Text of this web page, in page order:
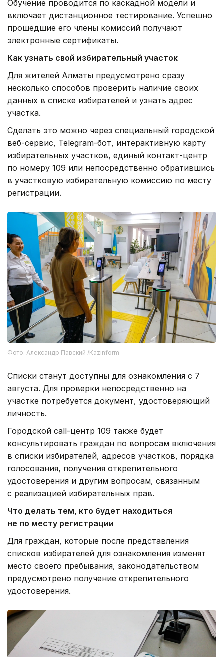
Обучение проводится по каскадной модели и
включает дистанционное тестирование. Успешно
прошедшие его члены комиссий получают
электронные сертификаты.
Как узнать свой избирательный участок
Для жителей Алматы предусмотрено сразу
несколько способов проверить наличие своих
данных в списке избирателей и узнать адрес
участка.
Сделать это можно через специальный городской
веб-сервис, Telegram-бот, интерактивную карту
избирательных участков, единый контакт-центр
по номеру 109 или непосредственно обратившись
в участковую избирательную комиссию по месту
регистрации.
Фото: Александр Павский /Kazinform
Списки станут доступны для ознакомления с 7
августа. Для проверки непосредственно на
участке потребуется документ, удостоверяющий
личность.
Городской call-центр 109 также будет
консультировать граждан по вопросам включения
в списки избирателей, адресов участков, порядка
голосования, получения открепительного
удостоверения и другим вопросам, связанным
с реализацией избирательных прав.
Что делать тем, кто будет находиться
не по месту регистрации
Для граждан, которые после представления
списков избирателей для ознакомления изменят
место своего пребывания, законодательством
предусмотрено получение открепительного
удостоверения.